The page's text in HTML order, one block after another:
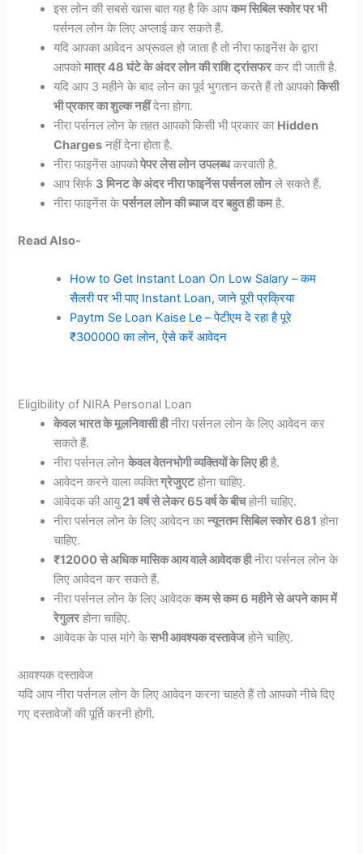
इस लोन की सबसे खास बात यह है कि आपकम सिबिल स्कोर पर भी
पर्सनल लोन के लिए अप्लाई कर सकते हैं.
यदि आपका आवेदन अप्रूवल हो जाता है तो नीरा फाइनेंस के द्वारा
आपकोमात्र 48 घंटे के अंदर लोन की राशि ट्रांसफरकर दी जाती है.
यदि आप 3 महीने के बाद लोन का पूर्व भुगतान करते हैं तो आपकोकिसी
भी प्रकार का शुल्क नहींदेना होगा.
नीरा पर्सनल लोन के तहत आपको किसी भी प्रकार का Hidden
Charges नहीं देना होता है.
नीरा फाइनेंस आपकोपेपर लेस लोन उपलब्धकरवाती है.
आप सिर्फ 3 मिनट के अंदर नीरा फाइनेंस पर्सनल लोनले सकते हैं.
नीरा फाइनेंस केपर्सनल लोन की ब्याज दर बहुत ही कमहै.
Read Also-
How to Get Instant Loan On Low Salary – कम
सैलरी पर भी पाए Instant Loan, जाने पूरी प्रक्रिया
Paytm Se Loan Kaise Le – पेटीएम दे रहा है पूरे
₹300000 का लोन, ऐसे करें आवेदन
Eligibility of NIRA Personal Loan
केवल भारत के मूलनिवासी हीनीरा पर्सनल लोन के लिए आवेदन कर
सकते हैं.
नीरा पर्सनल लोनकेवल वेतनभोगी व्यक्तियों के लिए हीहै.
आवेदन करने वाला व्यक्तिग्रेजुएटहोना चाहिए.
आवेदक की आयु21 वर्ष से लेकर 65 वर्ष के बीचहोनी चाहिए.
नीरा पर्सनल लोन के लिए आवेदन कान्यूनतम सिबिल स्कोर 681 होना
चाहिए.
₹12000 से अधिक मासिक आय वाले आवेदक हीनीरा पर्सनल लोन के
लिए आवेदन कर सकते हैं.
नीरा पर्सनल लोन के लिए आवेदककम से कम 6 महीने से अपने काम में
रेगुलरहोना चाहिए.
आवेदक के पास मांगे केसभी आवश्यक दस्तावेजहोने चाहिए.
आवश्यक दस्तावेज
यदि आप नीरा पर्सनल लोन के लिए आवेदन करना चाहते हैं तो आपको नीचे दिए
गए दस्तावेजों की पूर्ति करनी होगी.